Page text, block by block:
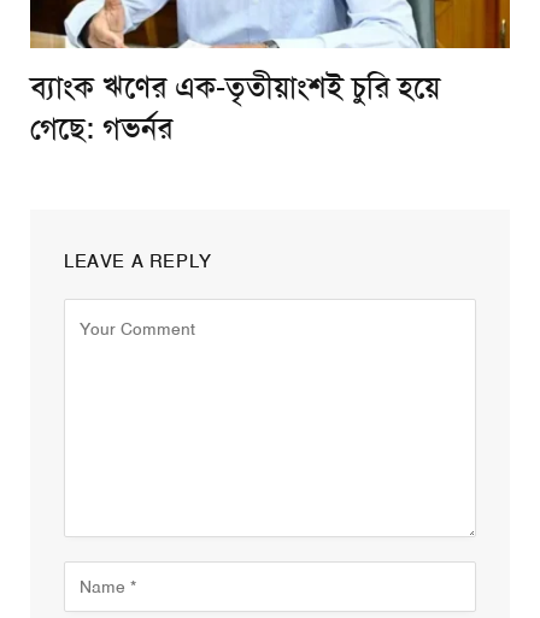
ব্যাংক ঋণের এক-তৃতীয়াংশই চুরি হয়ে
গেছে: গভর্নর
LEAVE A REPLY